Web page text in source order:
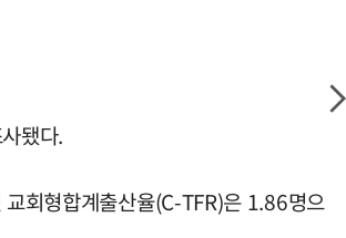
됐다.
회형합계출산율(C-TFR)은 1.86명으